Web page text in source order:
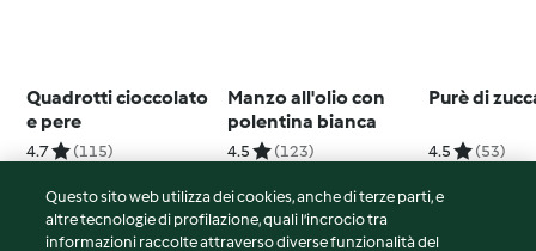
Quadrotti cioccolato
e pere
4.7 (115)
Manzo all'olio con
polentina bianca
4.5 (123)
Purè di
4.5 (53)
Questo sito web utilizza dei cookies, anche di terze parti, e
altre tecnologie di profilazione, quali l’incrocio tra
informazioni raccolte attraverso diverse funzionalità del